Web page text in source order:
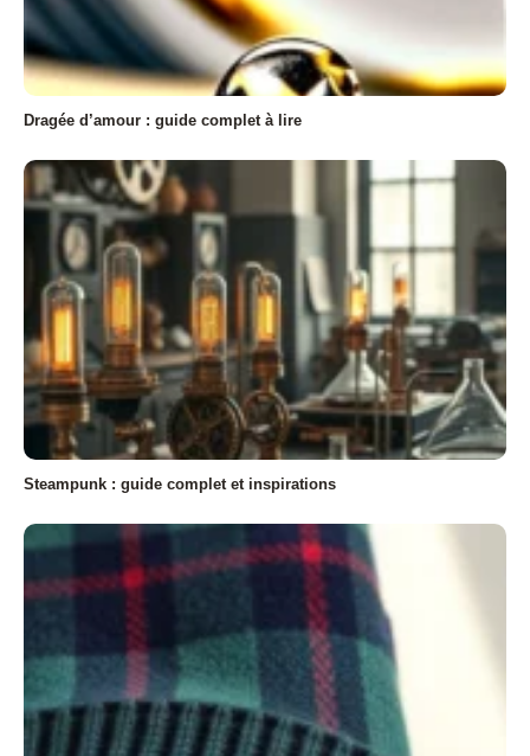
Dragée d’amour : guide complet à lire
Steampunk : guide complet et inspirations